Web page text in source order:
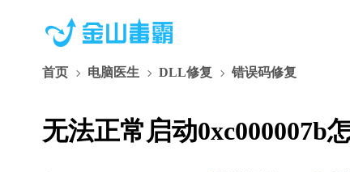
首页 电脑医生 DLL修复 错误码修复
无法正常启动0xc000007b